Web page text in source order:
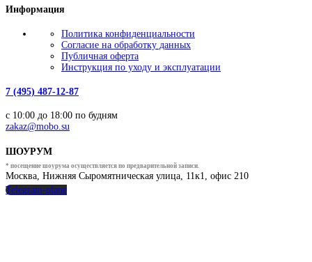
Информация
Политика конфиденциальности
Согласие на обработку данных
Публичная оферта
Инструкция по уходу и эксплуатации
7 (495) 487-12-87
с 10:00 до 18:00 по будням
zakaz@mobo.su
ШОУРУМ
Москва, Нижняя Сыромятническая улица, 11к1, офис 210
* посещение шоурума осуществляется по предварительной записи.
Telegram-plane